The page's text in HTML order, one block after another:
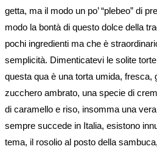
getta, ma il modo un po’ “plebeo” di
modo la bontà di questo dolce della
pochi ingredienti ma che è
semplicità. Dimenticatevi le solite
questa qua è una torta umida, fresca,
zucchero ambrato, una specie di
di caramello e riso, insomma una
sempre succede in Italia, esistono
tema, il rosolio al posto della